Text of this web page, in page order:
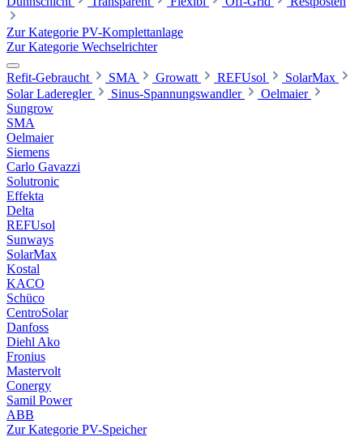
Zur Kategorie PV-Komplettanlage
Zur Kategorie Wechselrichter
Refit-Gebraucht SMA Growatt REFUsol
SolarMax
Solar Laderegler
Sinus-Spannungswandler
Oelmaier
Sungrow
SMA
Oelmaier
Siemens
Carlo Gavazzi
Solutronic
Effekta
Delta
REFUsol
Sunways
SolarMax
Kostal
KACO
Schüco
CentroSolar
Danfoss
Diehl Ako
Fronius
Mastervolt
Conergy
Samil Power
ABB
Zur Kategorie PV-Speicher